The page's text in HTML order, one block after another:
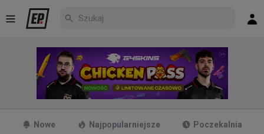
Nowe Najpopularniejsze Poczekalnia